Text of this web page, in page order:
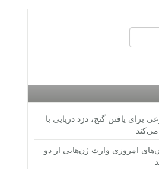
یافتن گنج، دزد دریایی با
امروزی وارث ژن‌هایی از دو